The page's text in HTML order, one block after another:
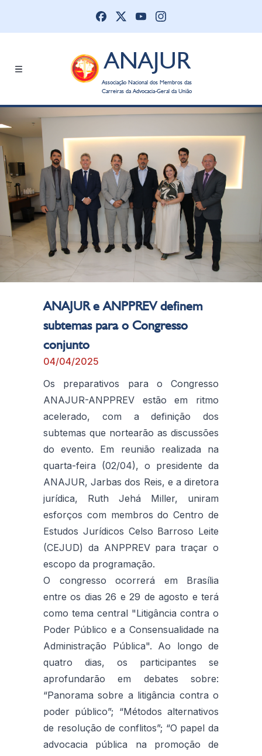
ANAJUR
Associação Nacional dos Membros das
Carreiras da Advocacia-Geral da União
ANAJUR e ANPPREV definem
subtemas para o Congresso
conjunto
04/04/2025
Os preparativos para o Congresso
ANAJUR-ANPPREV estão em ritmo
acelerado, com a definição dos
subtemas que nortearão as discussões
do evento. Em reunião realizada na
quarta-feira (02/04), o presidente da
ANAJUR, Jarbas dos Reis, e a diretora
jurídica, Ruth Jehá Miller, uniram
esforços com membros do Centro de
Estudos Jurídicos Celso Barroso Leite
(CEJUD) da ANPPREV para traçar o
escopo da programação.
O congresso ocorrerá em Brasília
entre os dias 26 e 29 de agosto e terá
como tema central "Litigância contra o
Poder Público e a Consensualidade na
Administração Pública". Ao longo de
quatro dias, os participantes se
aprofundarão em debates sobre:
“Panorama sobre a litigância contra o
poder público”; “Métodos alternativos
de resolução de conflitos”; “O papel da
advocacia pública na promoção de